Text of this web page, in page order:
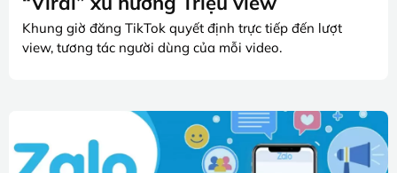
Khung giờ đăng TikTok quyết định trực tiếp đến lượt
view, tương tác người dùng của mỗi video.